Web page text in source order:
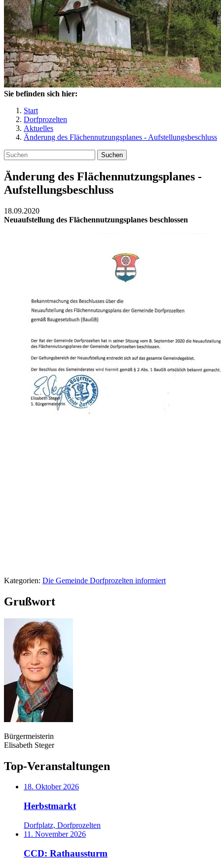
Sie befinden sich hier:
Start
Dorfprozelten
Aktuelles
Änderung des Flächennutzungsplanes - Aufstellungsbeschluss
Suchen
Änderung des Flächennutzungsplanes -
Aufstellungsbeschluss
18.09.2020
Neuaufstellung des Flächennutzungsplanes beschlossen
Kategorien: Die Gemeinde Dorfprozelten informiert
Grußwort
Bürgermeisterin
Elisabeth Steger
Top-Veranstaltungen
18. Oktober 2026
Herbstmarkt
Dorfplatz, Dorfprozelten
11. November 2026
CCD: Rathaussturm